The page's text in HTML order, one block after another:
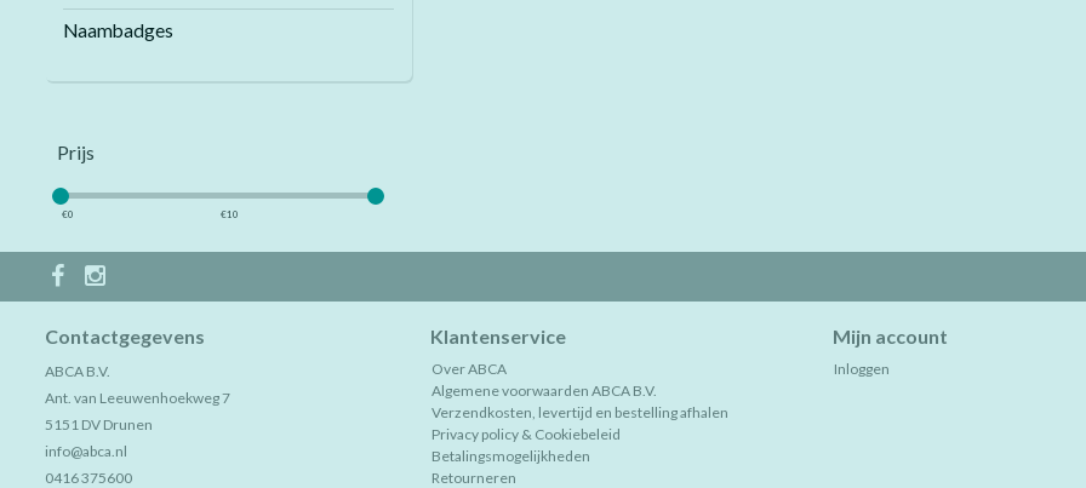
Naambadges
Prijs
€0 €10
Contactgegevens
ABCA B.V.
Ant. van Leeuwenhoekweg 7
5151 DV Drunen
info@abca.nl
0416 375600
Klantenservice
Over ABCA
Algemene voorwaarden ABCA B.V.
Verzendkosten, levertijd en bestelling afhalen
Privacy policy & Cookiebeleid
Betalingsmogelijkheden
Retourneren
Mijn account
Inloggen